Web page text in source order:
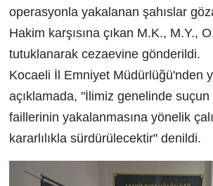
operasyonla yakalanan şahıslar
Hakim karşısına çıkan M.K., M.Y.,
tutuklanarak cezaevine gönderildi.
Kocaeli İl Emniyet Müdürlüğü'nden
açıklamada, "İlimiz genelinde
faillerinin yakalanmasına yönelik
kararlılıkla sürdürülecektir" denildi.